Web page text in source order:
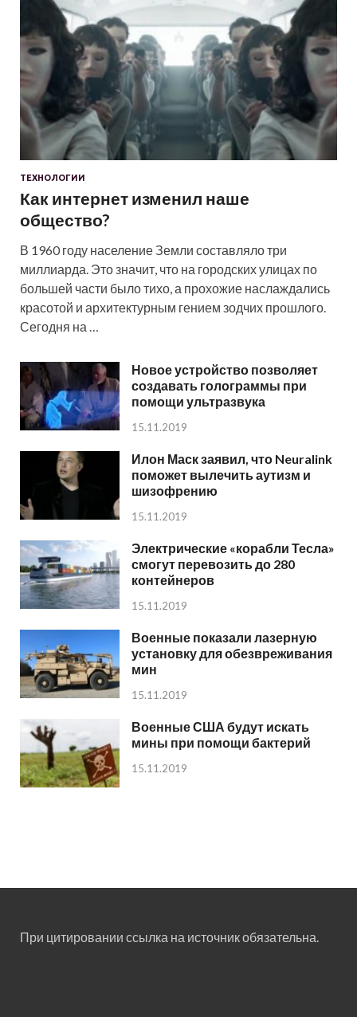
ТЕХНОЛОГИИ
Как интернет изменил наше
общество?
В 1960 году население Земли составляло три
миллиарда. Это значит, что на городских улицах по
большей части было тихо, а прохожие наслаждались
красотой и архитектурным гением зодчих прошлого.
Сегодня на …
Новое устройство позволяет
создавать голограммы при
помощи ультразвука
15.11.2019
Илон Маск заявил, что Neuralink
поможет вылечить аутизм и
шизофрению
15.11.2019
Электрические «корабли Тесла»
смогут перевозить до 280
контейнеров
15.11.2019
Военные показали лазерную
установку для обезвреживания
мин
15.11.2019
Военные США будут искать
мины при помощи бактерий
15.11.2019
При цитировании ссылка на источник обязательна.